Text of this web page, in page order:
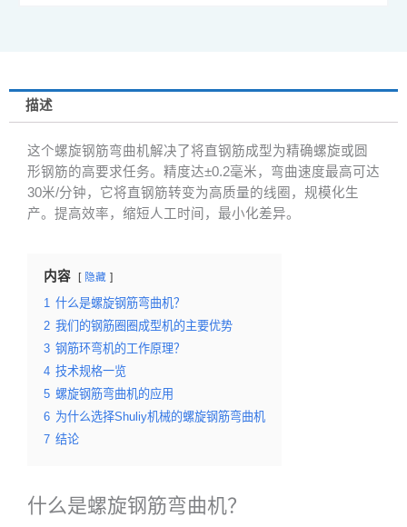
描述
这个螺旋钢筋弯曲机解决了将直钢筋成型为精确螺旋或圆
形钢筋的高要求任务。精度达±0.2毫米，弯曲速度最高可达
30米/分钟，它将直钢筋转变为高质量的线圈，规模化生
产。提高效率，缩短人工时间，最小化差异。
内容 隐藏
1 什么是螺旋钢筋弯曲机？
2 我们的钢筋圈圈成型机的主要优势
3 钢筋环弯机的工作原理？
4 技术规格一览
5 螺旋钢筋弯曲机的应用
6 为什么选择Shuliy机械的螺旋钢筋弯曲机
7 结论
什么是螺旋钢筋弯曲机？